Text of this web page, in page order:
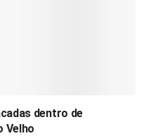
dentro de
Velho